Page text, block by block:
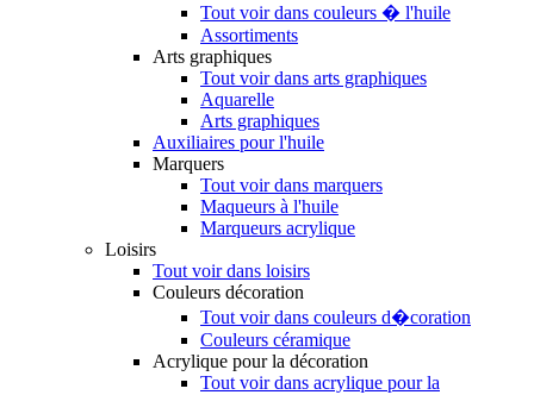
Tout voir dans couleurs � l'huile
Assortiments
Arts graphiques
Tout voir dans arts graphiques
Aquarelle
Arts graphiques
Auxiliaires pour l'huile
Marquers
Tout voir dans marquers
Maqueurs à l'huile
Marqueurs acrylique
Loisirs
Tout voir dans loisirs
Couleurs décoration
Tout voir dans couleurs d�coration
Couleurs céramique
Acrylique pour la décoration
Tout voir dans acrylique pour la